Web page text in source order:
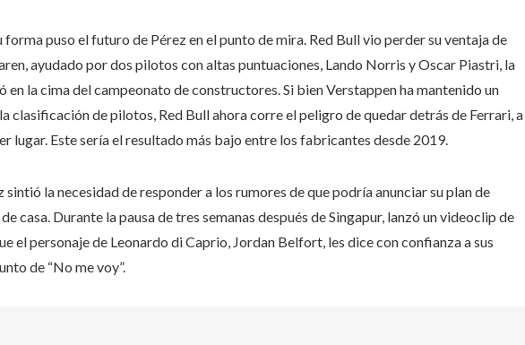
puso el futuro de Pérez en el punto de mira. Red Bull vio perder su ventaja de
ayudado por dos pilotos con altas puntuaciones, Lando Norris y Oscar Piastri, la
en la cima del campeonato de constructores. Si bien Verstappen ha mantenido un
clasificación de pilotos, Red Bull ahora corre el peligro de quedar detrás de Ferrari, a
lugar. Este sería el resultado más bajo entre los fabricantes desde 2019.
la necesidad de responder a los rumores de que podría anunciar su plan de
casa. Durante la pausa de tres semanas después de Singapur, lanzó un videoclip de
el personaje de Leonardo di Caprio, Jordan Belfort, les dice con confianza a sus
de “No me voy”.